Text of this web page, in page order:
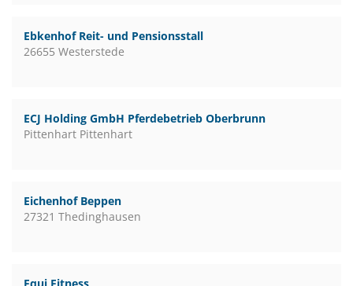
Ebkenhof Reit- und Pensionsstall
26655 Westerstede
ECJ Holding GmbH Pferdebetrieb Oberbrunn
Pittenhart Pittenhart
Eichenhof Beppen
27321 Thedinghausen